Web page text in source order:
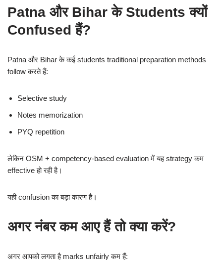
Patna और Bihar के Students क्यों
Confused हैं?
Patna और Bihar के कई students traditional preparation methods
follow करते हैं:
Selective study
Notes memorization
PYQ repetition
लेकिन OSM + competency-based evaluation में यह strategy कम
effective हो रही है।
यही confusion का बड़ा कारण है।
अगर नंबर कम आए हैं तो क्या करें?
अगर आपको लगता है marks unfairly कम हैं: